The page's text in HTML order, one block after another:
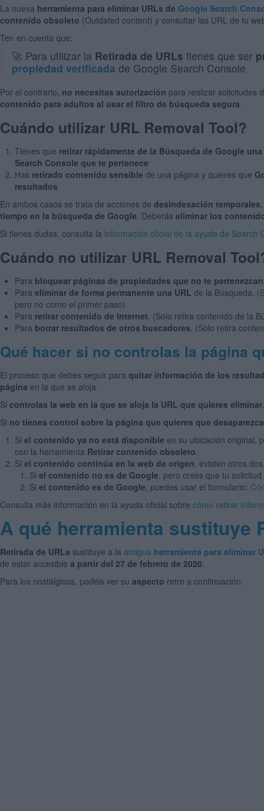
La nueva herramienta para eliminar URLs de Google Search
contenido obsoleto (Outdated content) y consultar las URL de tu
Ten en cuenta que:
🚀 Para utilizar la Retirada de URLs tienes que ser
propiedad verificada de Google Search Console
Por el contrario, no necesitas autorización para realizar solicitudes
contenido para adultos al usar el filtro de búsqueda segura
Cuándo utilizar URL Removal Tool?
Tienes que retirar rápidamente de la Búsqueda de Google
Search Console que te pertenece
Has retirado contenido sensible de una página y quieres que
resultados
En ambos casos se trata de acciones de desindexación temporales
tiempo en la búsqueda de Google . Deberás eliminar los
Si tienes dudas, consulta la información oficial de la ayuda de Search
Cuándo no utilizar URL Removal
Para bloquear páginas de propiedades que no te pertenezcan
Para eliminar de forma permanente una URL de la Búsqueda.
pero no como el primer paso)
Para retirar contenido de Internet . (Solo retira contenido de la
Para borrar resultados de otros buscadores . (Solo retira
Qué hacer si no controlas la página
El proceso que debes seguir para quitar información de los
página en la que se aloja.
Si controlas la web en la que se aloja la URL que quieres eliminar
Si no tienes control sobre la página que quieres que
Si el contenido ya no está disponible en su ubicación original,
con la herramienta Retirar contenido obsoleto
Si el contenido continúa en la web de origen , existen otros
Si el contenido no es de Google , pero crees que tu
Si el contenido es de Google , puedes usar el formulario:
Consulta más información en la ayuda oficial sobre cómo retirar
A qué herramienta sustituye
Retirada de URLs sustituye a la antigua herramienta para eliminar
de estar accesible a partir del 27 de febrero de 2020
Para los nostálgicos, podéis ver su aspecto retro a continuación: